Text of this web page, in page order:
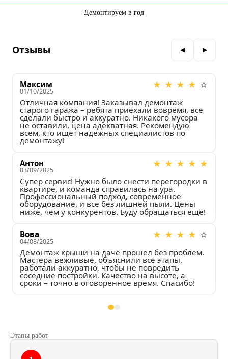
Демонтируем в год
Отзывы
Максим
01/10/2025
★ ★ ★ ★ ☆
Отличная компания! Заказывал демонтаж
старого гаража – ребята приехали вовремя, все
сделали быстро и аккуратно. Никакого мусора
не оставили, цена адекватная. Рекомендую
всем, кто ищет надежных специалистов по
демонтажу!
Антон
03/09/2025
★ ★ ★ ★ ★
Супер сервис! Нужно было снести перегородки в
квартире, и команда справилась на ура.
Профессиональный подход, современное
оборудование, и все без лишней пыли. Цены
ниже, чем у конкурентов. Буду обращаться еще!
Вова
04/08/2025
★ ★ ★ ★ ☆
Демонтаж крыши на даче прошел без проблем.
Мастера вежливые, объяснили все этапы,
работали аккуратно, чтобы не повредить
соседние постройки. Качество на высоте, а
сроки – точно в оговоренное время. Спасибо!
Этапы работ